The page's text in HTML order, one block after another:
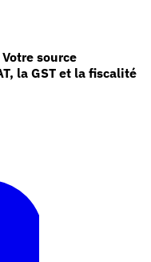
source
la GST et la fiscalité